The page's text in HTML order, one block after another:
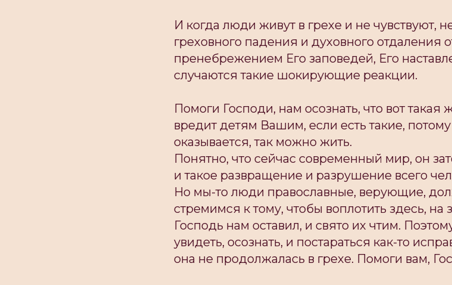
И когда люди живут в грехе и не чувствуют,
греховного падения и духовного отдаления
пренебрежением Его заповедей, Его
случаются такие шокирующие реакции.
Помоги Господи, нам осознать, что вот такая
вредит детям Вашим, если есть такие,
оказывается, так можно жить.
Понятно, что сейчас современный мир, он
и такое развращение и разрушение всего
Но мы-то люди православные, верующие,
стремимся к тому, чтобы воплотить здесь, на
Господь нам оставил, и свято их чтим.
увидеть, осознать, и постараться как-то
она не продолжалась в грехе. Помоги вам,